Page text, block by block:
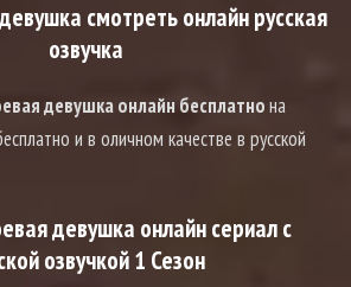
смотреть онлайн русская
озвучка
девушка онлайн бесплатнона
и в оличном качестве в русской
девушка онлайн сериал с
озвучкой 1 Сезон